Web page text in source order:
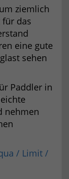
ziemlich
für das
eine gute
sehen
Paddler in
nehmen
/ Limit /